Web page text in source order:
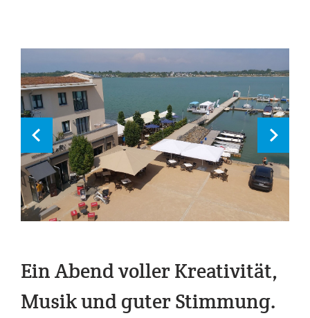
Ein Abend voller Kreativität,
Musik und guter Stimmung.